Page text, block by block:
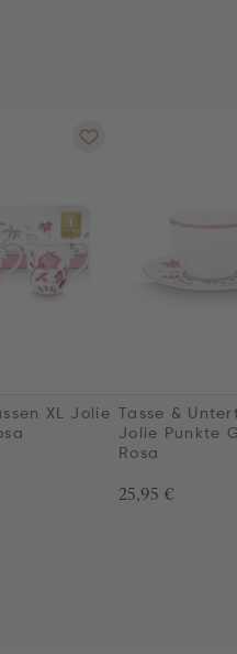
XL Jolie
Tasse &
Jolie Punkte
Rosa
25,95 €